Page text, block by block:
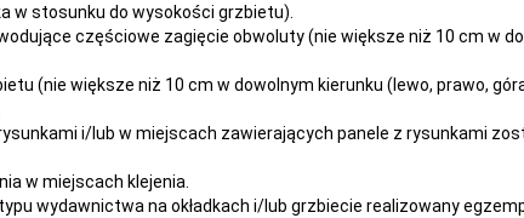
w stosunku do wysokości grzbietu).
częściowe zagięcie obwoluty (nie większe niż 10 cm w
(nie większe niż 10 cm w dowolnym kierunku (lewo, prawo,
i/lub w miejscach zawierających panele z rysunkami
w miejscach klejenia.
wydawnictwa na okładkach i/lub grzbiecie realizowany